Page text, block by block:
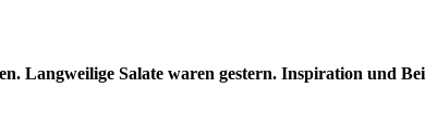
Langweilige Salate waren gestern. Inspiration und